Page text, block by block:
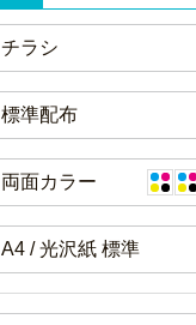
標準配布
両面カラー
A4 / 光沢紙 標準